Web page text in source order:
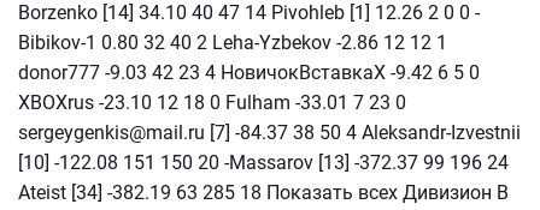
Borzenko [14] 34.10 40 47 14 Pivohleb [1] 12.26 2 0 0 -
Bibikov-1 0.80 32 40 2 Leha-Yzbekov -2.86 12 12 1
donor777 -9.03 42 23 4 НовичокВставкаХ -9.42 6 5 0
XBOXrus -23.10 12 18 0 Fulham -33.01 7 23 0
sergeygenkis@mail.ru [7] -84.37 38 50 4 Aleksandr-Izvestnii
[10] -122.08 151 150 20 -Massarov [13] -372.37 99 196 24
Ateist [34] -382.19 63 285 18 Показать всех Дивизион В